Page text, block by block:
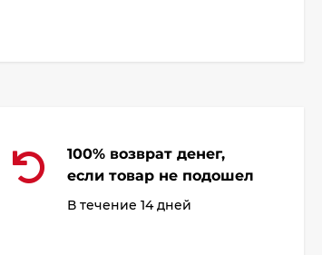
100% возврат денег,
если товар не подошел
В течение 14 дней